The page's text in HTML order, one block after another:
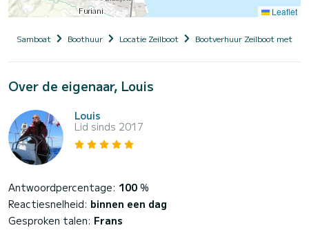
Leaflet
Samboat Boothuur Locatie Zeilboot Bootverhuur Zeilboot met
Over de eigenaar, Louis
Louis
Lid sinds 2017
Antwoordpercentage: 100 %
Reactiesnelheid: binnen een dag
Gesproken talen: Frans